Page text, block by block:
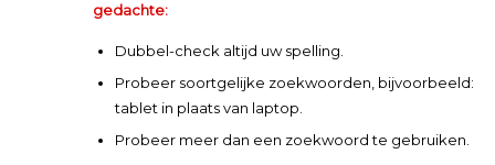
gedachte:
Dubbel-check altijd uw spelling.
Probeer soortgelijke zoekwoorden, bijvoorbeeld:
tablet in plaats van laptop.
Probeer meer dan een zoekwoord te gebruiken.